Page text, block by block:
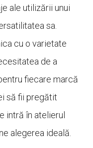
ale utilizării unui
sa.
cu o varietate
de a
fiecare marcă
să fii pregătit
intră în atelierul
alegerea ideală.